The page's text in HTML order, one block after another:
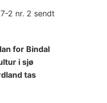
2 nr. 2 sendt
for Bindal
i sjø
tas